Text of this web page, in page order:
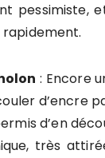
pessimiste,
rapidement.
: Encore
d’encre
d’en
très